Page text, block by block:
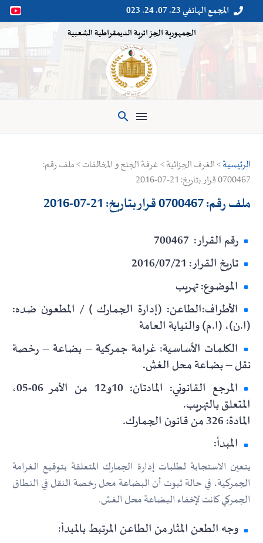

 المجمع الهاتفي 23. 07. 24. 023
الجمهورية الجزائرية الديمقراطية الشعبية

الرئيسية> الغرف الجزائية > غرفة الجنح و المخالفات > ملف رقم:
0700467 قرار بتاريخ: 21-07-2016
ملف رقم: 0700467 قرار بتاريخ: 21-07-2016
رقم القرار: 700467
تاريخ القرار: 2016/07/21
الموضوع: تهريب
الأطراف:الطاعن: (إدارة الجمارك ) / المطعون ضده:
(ا.ن)، (ا.م) والنيابة العامة
الكلمات الأساسية: غرامة جمركية – بضاعة – رخصة
نقل – بضاعة محل الغش.
المرجع القانوني: المادتان: 10و12 من الأمر 06-05،
المتعلق بالتهريب.
المادة: 326 من قانون الجمارك.
المبدأ:
يتعين الاستجابة لطلبات إدارة الجمارك المتعلقة بتوقيع الغرامة
الجمركية، في حالة ثبوت أن البضاعة محل رخصة النقل في النطاق
الجمركي كانت لإخفاء البضاعة محل الغش.
وجه الطعن المثار من الطاعن المرتبط بالمبدأ: